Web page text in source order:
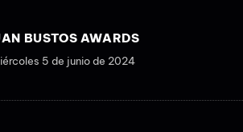
BUSTOS AWARDS
5 de junio de 2024